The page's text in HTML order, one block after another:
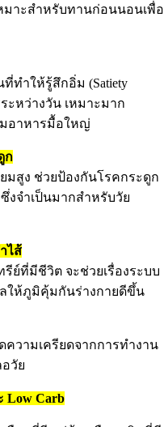
มาะสำหรับทานก่อนนอนเพื่อ
ทำให้รู้สึกอิ่ม (Satiety
ะหว่างวัน เหมาะมาก
มอาหารมื้อใหญ่
ก
มสูง ช่วยป้องกันโรคกระดูก
งจำเป็นมากสำหรับวัย
ไส้
ย์ที่มีชีวิต จะช่วยเรื่องระบบ
ให้ภูมิคุ้มกันร่างกายดีขึ้น
วามเครียดจากการทำงาน
วัย
Low Carb